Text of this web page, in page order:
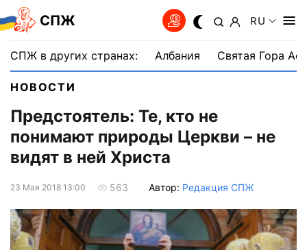
СПЖ RU
СПЖ в других странах: Албания Святая Гора
НОВОСТИ
Предстоятель: Те, кто не
понимают природы Церкви – не
видят в ней Христа
23 Мая 2018 13:00 563 Автор: Редакция СПЖ